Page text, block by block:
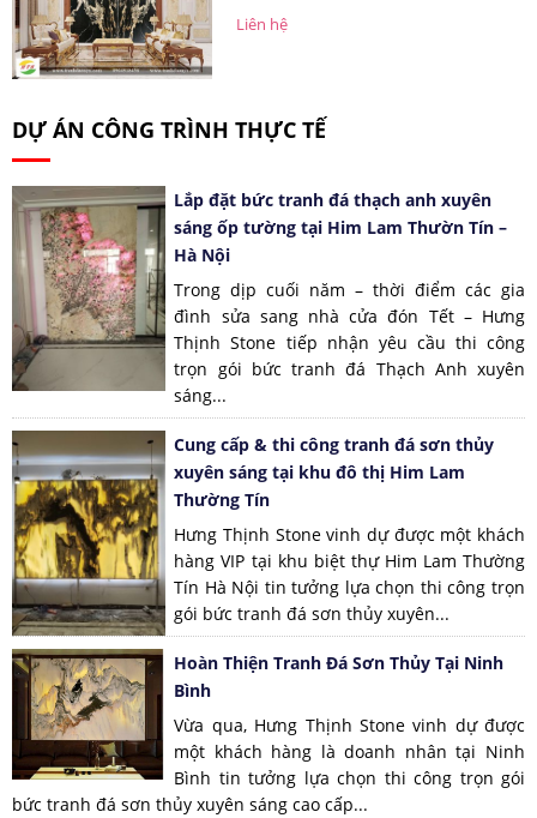
Liên hệ
DỰ ÁN CÔNG TRÌNH THỰC TẾ
Lắp đặt bức tranh đá thạch anh xuyên
sáng ốp tường tại Him Lam Thườn Tín –
Hà Nội
Trong dịp cuối năm – thời điểm các gia
đình sửa sang nhà cửa đón Tết – Hưng
Thịnh Stone tiếp nhận yêu cầu thi công
trọn gói bức tranh đá Thạch Anh xuyên
sáng...
Cung cấp & thi công tranh đá sơn thủy
xuyên sáng tại khu đô thị Him Lam
Thường Tín
Hưng Thịnh Stone vinh dự được một khách
hàng VIP tại khu biệt thự Him Lam Thường
Tín Hà Nội tin tưởng lựa chọn thi công trọn
gói bức tranh đá sơn thủy xuyên...
Hoàn Thiện Tranh Đá Sơn Thủy Tại Ninh
Bình
Vừa qua, Hưng Thịnh Stone vinh dự được
một khách hàng là doanh nhân tại Ninh
Bình tin tưởng lựa chọn thi công trọn gói
bức tranh đá sơn thủy xuyên sáng cao cấp...